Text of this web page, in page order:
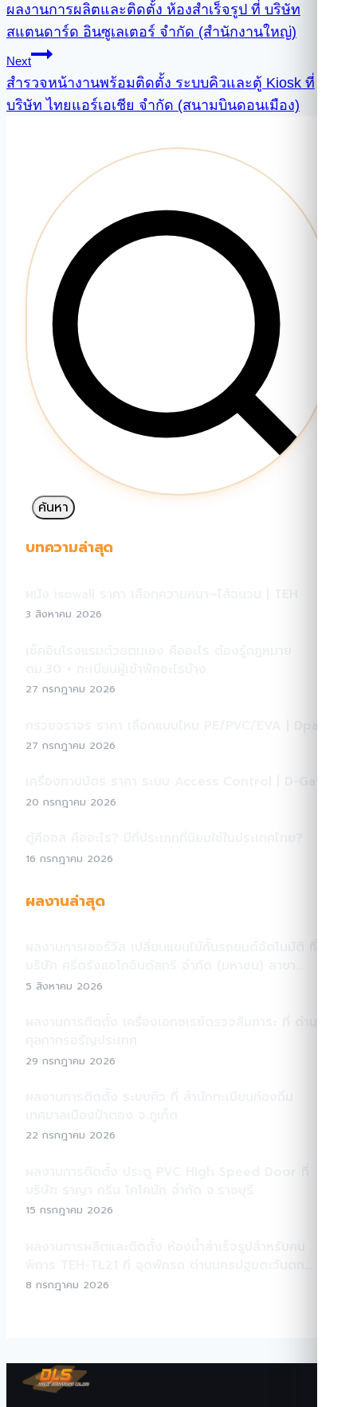
เรื่อง
ผลงานการผลิตและติดตั้ง ห้องสำเร็จรูป ที่ บริษัท
สแตนดาร์ด อินซูเลเตอร์ จำกัด (สำนักงานใหญ่)
Next
สำรวจหน้างานพร้อมติดตั้ง ระบบคิวและตู้ Kiosk ที่
บริษัท ไทยแอร์เอเชีย จำกัด (สนามบินดอนเมือง)
ค้นหา
บทความล่าสุด
3 สิงหาคม 2026
27 กรกฎาคม 2026
27 กรกฎาคม 2026
20 กรกฎาคม 2026
16 กรกฎาคม 2026
ผลงานล่าสุด
สระแก้ว
5 สิงหาคม 2026
29 กรกฎาคม 2026
22 กรกฎาคม 2026
15 กรกฎาคม 2026
มอเตอร์เวย์ M81
8 กรกฎาคม 2026